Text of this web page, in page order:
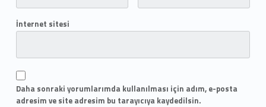
İnternet sitesi
Daha sonraki yorumlarımda kullanılması için adım, e-posta
adresim ve site adresim bu tarayıcıya kaydedilsin.